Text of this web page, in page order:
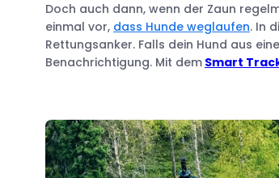
Doch auch dann, wenn der Zaun
einmal vor, dass Hunde weglaufen. In
Rettungsanker. Falls dein Hund aus
Benachrichtigung. Mit dem Smart